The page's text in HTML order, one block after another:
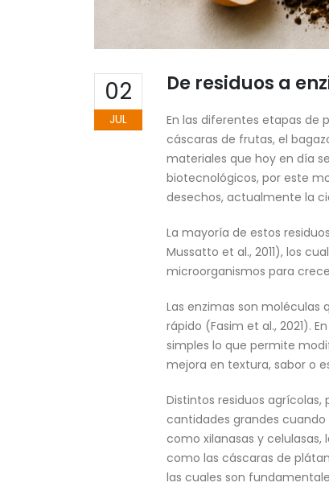
02
JUL
De residuos a
En las diferentes etapas de
cáscaras de frutas, el
materiales que hoy en día
biotecnológicos, por este
desechos, actualmente la
La mayoría de estos
Mussatto et al., 2011), los
microorganismos para
Las enzimas son
rápido (Fasim et al., 2021).
simples lo que permite
mejora en textura, sabor o
Distintos residuos
cantidades grandes
como xilanasas y celulasas,
como las cáscaras de
las cuales son